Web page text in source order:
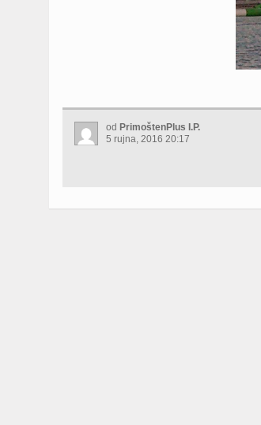
od PrimoštenPlus I.P.
5 rujna, 2016 20:17